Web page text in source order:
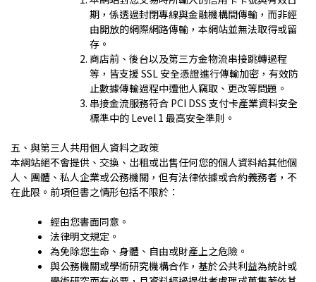
期，係透過封閉專線與金融機構間傳輸，而非經
由開放的網際網路傳輸，本網站並無法取得或留
存。
商店前、後台以及第三方金物流串接跳轉過程
等，皆支援 SSL 安全憑證進行傳輸加密，有效防
止數據傳輸過程中遭他人竊取、更改等問題。
串接金流服務符合 PCI DSS 支付卡產業資料安全
標準中的 Level 1 最高安全準則。
五、與第三人共用個人資料之政策
本網站絕不會提供、交換、出租或出售任何您的個人資料給其他個
人、團體、私人企業或公務機關，但有法律依據或合約義務者，不
在此限。前項但書之情形包括不限於：
經由您書面同意。
法律明文規定。
為免除您生命、身體、自由或財產上之危險。
與公務機關或學術研究機構合作，基於公共利益為統計或